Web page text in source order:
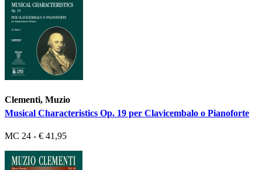
Clementi, Muzio
Musical Characteristics Op. 19 per Clavicembalo o Pianoforte
MC 24 - € 41,95